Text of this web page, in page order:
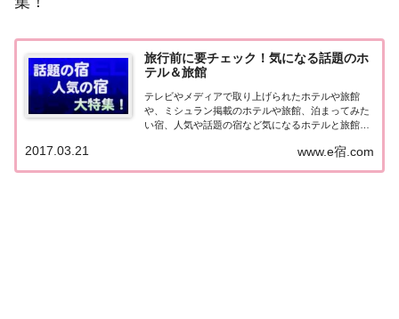
旅行前に要チェック！気になる話題のホ
テル＆旅館
テレビやメディアで取り上げられたホテルや旅館
や、ミシュラン掲載のホテルや旅館、泊まってみた
い宿、人気や話題の宿など気になるホテルと旅館の
みてください♪気になる話題のホテル＆旅館北海
道・東北の宿北海道の宿 メディア（TV）掲載 開
www.e宿.com
2017.03.21